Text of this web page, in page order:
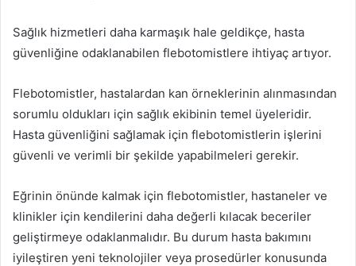
Sağlık hizmetleri daha karmaşık hale geldikçe, hasta
güvenliğine odaklanabilen flebotomistlere ihtiyaç artıyor.
Flebotomistler, hastalardan kan örneklerinin alınmasından
sorumlu oldukları için sağlık ekibinin temel üyeleridir.
Hasta güvenliğini sağlamak için flebotomistlerin işlerini
güvenli ve verimli bir şekilde yapabilmeleri gerekir.
Eğrinin önünde kalmak için flebotomistler, hastaneler ve
klinikler için kendilerini daha değerli kılacak beceriler
geliştirmeye odaklanmalıdır. Bu durum hasta bakımını
iyileştiren yeni teknolojiler veya prosedürler konusunda